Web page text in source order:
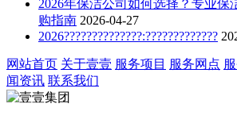
2026年保洁公司如何选择？专业保
购指南 2026-04-27
2026??????????????:?????????????
网站首页 关于壹壹 服务项目 服务网点
闻资讯 联系我们